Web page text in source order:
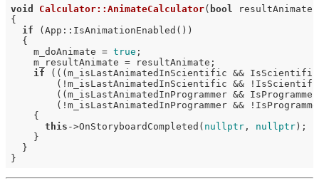
void Calculator::AnimateCalculator( bool
resultAnimate)
{
if (App::IsAnimationEnabled())
  {
    m_doAnimate =
true ;
    m_resultAnimate = resultAnimate;
if (((m_isLastAnimatedInScientific &&
(!m_isLastAnimatedInScientific &&
((m_isLastAnimatedInProgrammer &&
(!m_isLastAnimatedInProgrammer &&
    {
this ->OnStoryboardCompleted( nullptr, nullptr);
    }
  }